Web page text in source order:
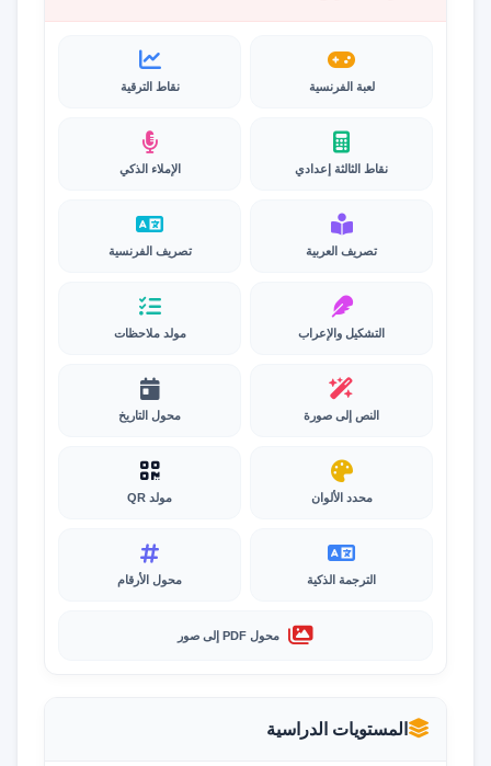
لعبة الفرنسية نقاط الترقية
نقاط الثالثة إعدادي الإملاء الذكي
تصريف العربية تصريف الفرنسية
التشكيل والإعراب مولد ملاحظات
النص إلى صورة محول التاريخ
محدد الألوان مولد QR
الترجمة الذكية محول الأرقام
محول PDF إلى صور
المستويات الدراسية